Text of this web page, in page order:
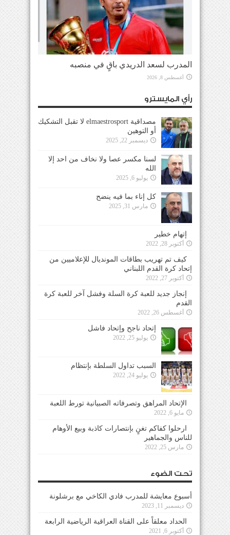
المدرب لسعد الدريدي باقٍ في منصبه
أغسطس 8, 2026
رأي المايسترو
مصداقية elmaestrosport لا تقبل التشكيك
أو التوهين
ديسمبر 22, 2025
لسنا مكسر عصا ولا نخاف من احد إلا
الله
يوليو 6, 2025
كل إناء بما فيه ينضح
مارس 31, 2025
إتهام خطير
أكتوبر 28, 2022
كيف تم تهريب بطاقات المونديال للإعلاميين من
إتحاد كرة القدم اللبناني
أكتوبر 27, 2022
إنجاز جديد للعبة كرة السلة وفشل آخر للعبة كرة
القدم
أغسطس 26, 2022
إتحاد ناجح وإتحاد فاشل
يوليو 25, 2022
السبب تداول السلطة بإنتظام
يوليو 24, 2022
الإتحاد المراهق وتصرفاته الصبيانية تورط اللعبة
مايو 6, 2022
ارحلوا كفاكم تغنٍ بإنتصارات كاذبة وبيع الأوهام
للناس والجماهير
مارس 25, 2022
تحت الضوء
أسبوع معايشة للمدرب فادي الكاخي مع برشلونة
ديسمبر 11, 2023
الحداد معلقاً على القناة العراقية الرياضية الرابعة
أكتوبر 6, 2021